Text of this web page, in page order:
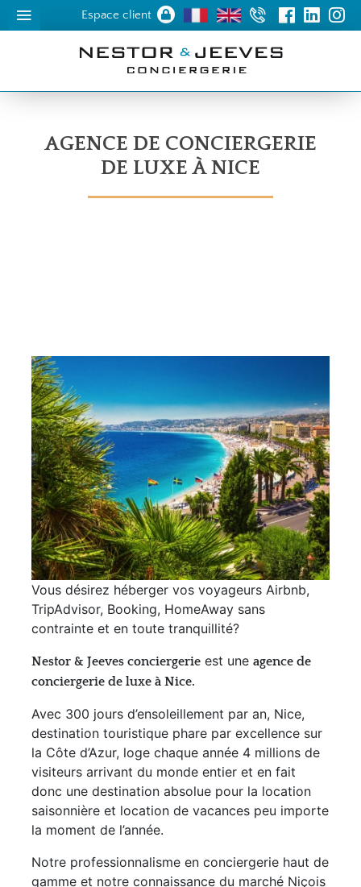
Espace client
AGENCE DE CONCIERGERIE
DE LUXE À NICE
Vous désirez héberger vos voyageurs Airbnb,
TripAdvisor, Booking, HomeAway sans
contrainte et en toute tranquillité?
Nestor & Jeeves conciergerieest une agence de
conciergerie de luxe à Nice.
Avec 300 jours d’ensoleillement par an, Nice,
destination touristique phare par excellence sur
la Côte d’Azur, loge chaque année 4 millions de
visiteurs arrivant du monde entier et en fait
donc une destination absolue pour la location
saisonnière et location de vacances peu importe
la moment de l’année.
Notre professionnalisme en conciergerie haut de
gamme et notre connaissance du marché Niçois